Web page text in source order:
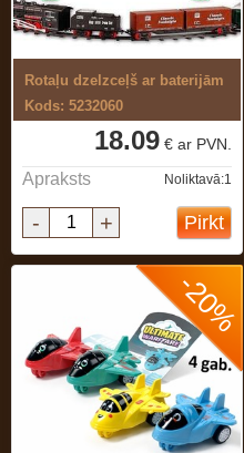
Rotaļu dzelzceļš ar baterijām
Kods: 5232060
18.09 € ar PVN.
Apraksts Noliktavā:1
- + Pirkt
-20%